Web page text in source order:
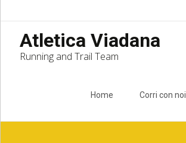
Atletica Viadana
Running and Trail Team
Home Corri con noi